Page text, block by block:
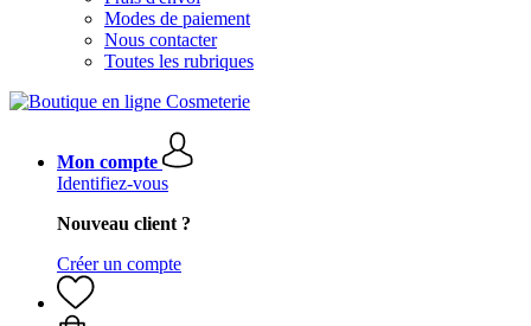
Modes de paiement
Nous contacter
Toutes les rubriques
Mon compte
Identifiez-vous
Nouveau client ?
Créer un compte